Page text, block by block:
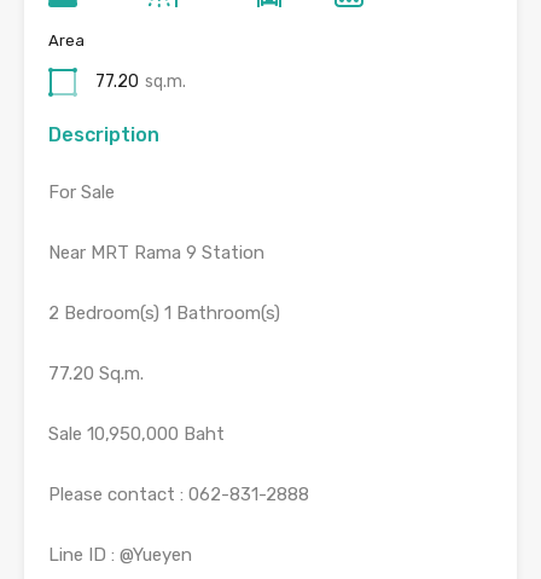
Area
77.20 sq.m.
Description
For Sale
Near MRT Rama 9 Station
2 Bedroom(s) 1 Bathroom(s)
77.20 Sq.m.
Sale 10,950,000 Baht
Please contact : 062-831-2888
Line ID : @Yueyen